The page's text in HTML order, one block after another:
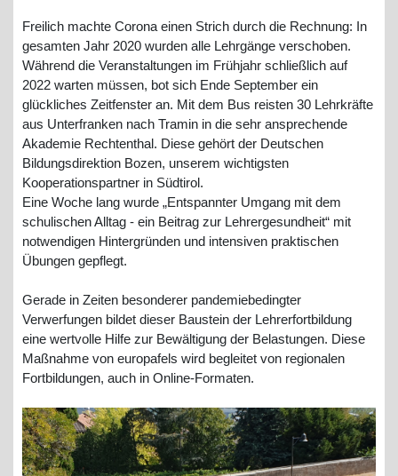
Freilich machte Corona einen Strich durch die Rechnung: In
gesamten Jahr 2020 wurden alle Lehrgänge verschoben.
Während die Veranstaltungen im Frühjahr schließlich auf
2022 warten müssen, bot sich Ende September ein
glückliches Zeitfenster an. Mit dem Bus reisten 30 Lehrkräfte
aus Unterfranken nach Tramin in die sehr ansprechende
Akademie Rechtenthal. Diese gehört der Deutschen
Bildungsdirektion Bozen, unserem wichtigsten
Kooperationspartner in Südtirol.
Eine Woche lang wurde „Entspannter Umgang mit dem
schulischen Alltag - ein Beitrag zur Lehrergesundheit“ mit
notwendigen Hintergründen und intensiven praktischen
Übungen gepflegt.
Gerade in Zeiten besonderer pandemiebedingter
Verwerfungen bildet dieser Baustein der Lehrerfortbildung
eine wertvolle Hilfe zur Bewältigung der Belastungen. Diese
Maßnahme von europafels wird begleitet von regionalen
Fortbildungen, auch in Online-Formaten.